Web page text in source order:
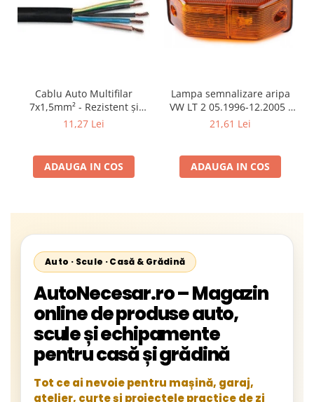
Cablu Auto Multifilar
7x1,5mm² - Rezistent și
Flexibil pentru Remorci 12V-
11,27 Lei
ADAUGA IN COS
Lampa semnalizare aripa
VW LT 2 05.1996-12.2005 ;
Mercedes Sprinter 1995-
Neoplan Euroliner,
Starliner,Centroliner,
21,61 Lei
ADAUGA IN COS
Auto · Scule · Casă & Grădină
AutoNecesar.ro – Magazin
online de produse auto,
scule și echipamente
pentru casă și grădină
Tot ce ai nevoie pentru mașină, garaj,
atelier, curte și proiectele practice de zi